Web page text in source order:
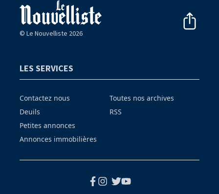
© Le Nouvelliste 2026
LES SERVICES
Contactez nous
Deuils
Petites annonces
Annonces immobilières
Toutes nos archives
RSS